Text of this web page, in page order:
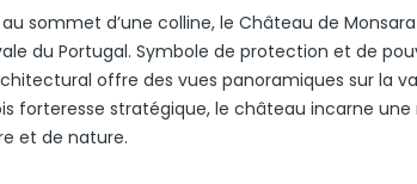
sommet d’une colline, le Château de
du Portugal. Symbole de protection et de
offre des vues panoramiques sur la
forteresse stratégique, le château incarne
et de nature.